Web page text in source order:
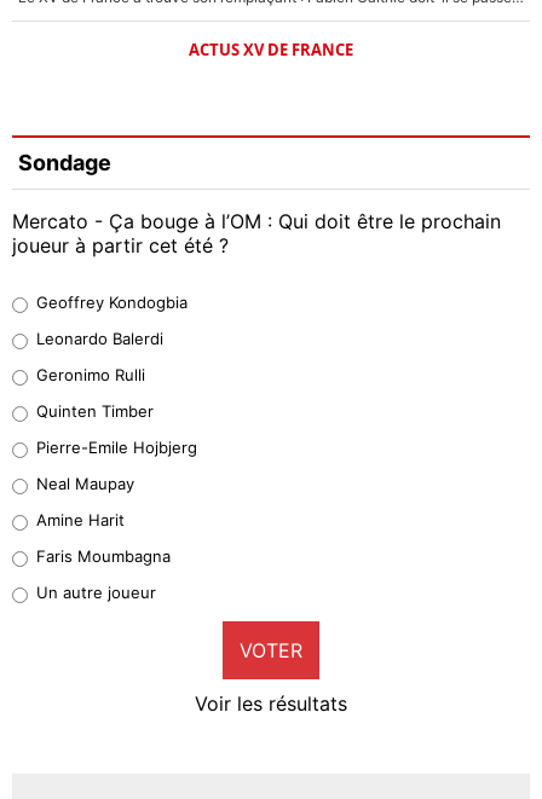
ACTUS XV DE FRANCE
Sondage
Mercato - Ça bouge à l’OM : Qui doit être le prochain
joueur à partir cet été ?
38%
32%
5%
1%
9%
Geoffrey Kondogbia
Leonardo Balerdi
Geronimo Rulli
Quinten Timber
Pierre-Emile Hojbjerg
Neal Maupay
Amine Harit
Faris Moumbagna
Un autre joueur
VOTER
Voir les résultats